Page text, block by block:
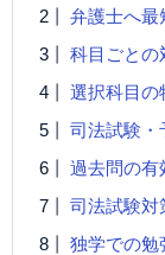
弁護士へ最
科目ごとの
選択科目の
司法試験・
過去問の有
司法試験対
独学での勉